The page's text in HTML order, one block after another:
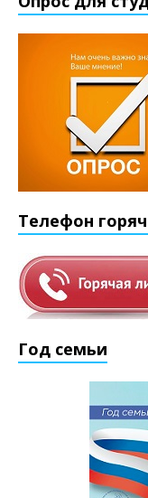
Телефон
Год семьи